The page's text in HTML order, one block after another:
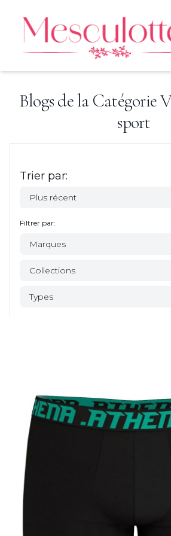
Blogs de la Catégorie
sport
Trier par:
Filtrer par:
Marques
Collections
Types